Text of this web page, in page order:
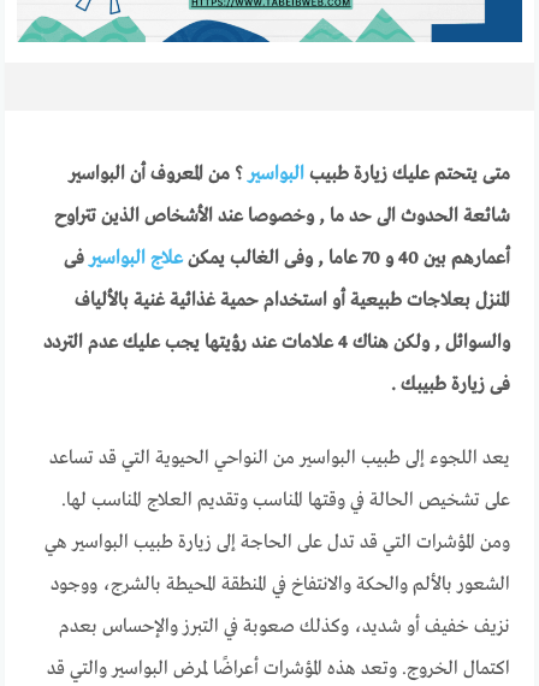
متى يتحتم عليك زيارة طبيبالبواسير؟ من المعروف أن البواسير
شائعة الحدوث الى حد ما , وخصوصا عند الأشخاص الذين تتراوح
أعمارهم بين 40 و 70 عاما , وفى الغالب يمكن
علاج البواسيرفى
المنزل بعلاجات طبيعية أو استخدام حمية غذائية غنية بالألياف
والسوائل , ولكن هناك 4 علامات عند رؤيتها يجب عليك عدم التردد
فى زيارة طبيبك .
يعد اللجوء إلى طبيب البواسير من النواحي الحيوية التي قد تساعد
على تشخيص الحالة في وقتها المناسب وتقديم العلاج المناسب لها.
ومن المؤشرات التي قد تدل على الحاجة إلى زيارة طبيب البواسير هي
الشعور بالألم والحكة والانتفاخ في المنطقة المحيطة بالشرج، ووجود
نزيف خفيف أو شديد، وكذلك صعوبة في التبرز والإحساس بعدم
اكتمال الخروج. وتعد هذه المؤشرات أعراضًا لمرض البواسير والتي قد